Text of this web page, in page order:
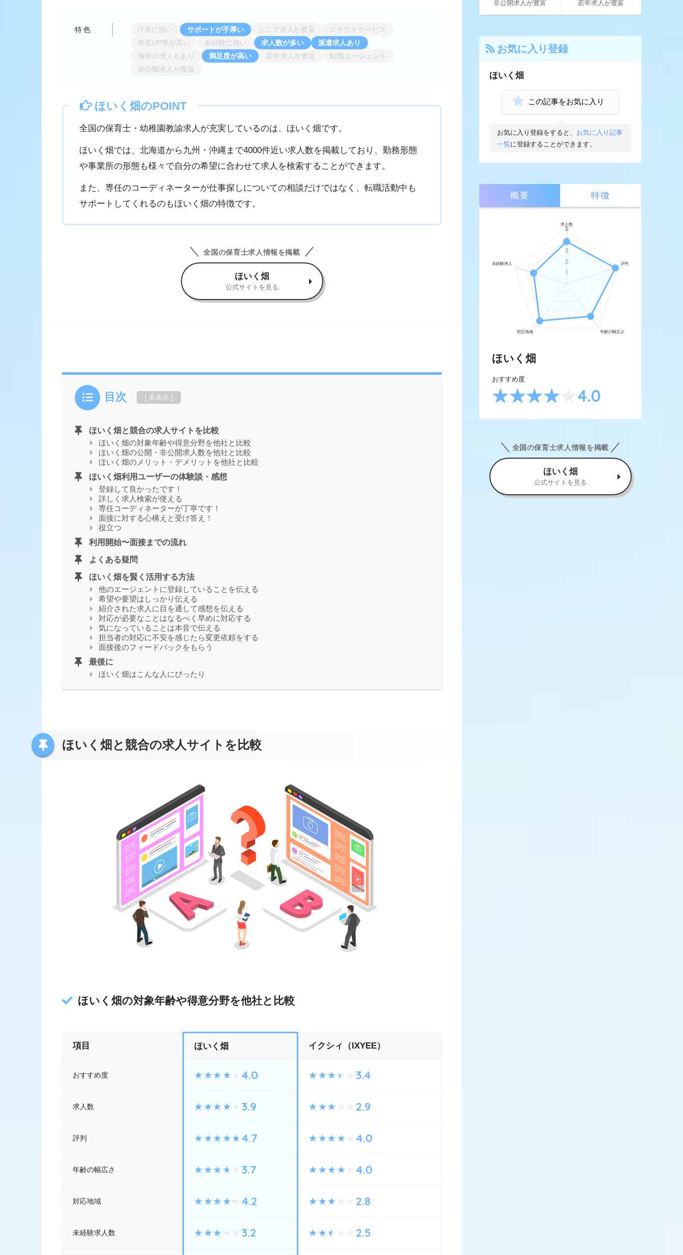
特色 IT系に強い サポートが手厚い シニア求人が豊富
スカウトサービス
年収UP率が高い
未経験に強い 求人数が多い
派遣求人あり
海外の求人もあり
満足度が高い 若年求人が豊富
転職エージェント
非公開求人が豊富
ほいく畑のPOINT
全国の保育士・幼稚園教諭求人が充実しているのは、ほいく畑です。
ほいく畑では、北海道から九州・沖縄まで4000件近い求人数を掲載しており、勤務形態
や事業所の形態も様々で自分の希望に合わせて求人を検索することができます。
また、専任のコーディネーターが仕事探しについての相談だけではなく、転職活動中も
サポートしてくれるのもほいく畑の特徴です。
全国の保育士求人情報を掲載
ほいく畑
公式サイトを見る
目次
ほいく畑と競合の求人サイトを比較
ほいく畑の対象年齢や得意分野を他社と比較
ほいく畑の公開・非公開求人数を他社と比較
ほいく畑のメリット・デメリットを他社と比較
ほいく畑利用ユーザーの体験談・感想
登録して良かったです！
詳しく求人検索が使える
専任コーディネーターが丁寧です！
面接に対する心構えと受け答え！
役立つ
利用開始〜面接までの流れ
よくある疑問
ほいく畑を賢く活用する方法
他のエージェントに登録していることを伝える
希望や要望はしっかり伝える
紹介された求人に目を通して感想を伝える
対応が必要なことはなるべく早めに対応する
気になっていることは本音で伝える
担当者の対応に不安を感じたら変更依頼をする
面接後のフィードバックをもらう
最後に
ほいく畑はこんな人にぴったり
ほいく畑と競合の求人サイトを比較
ほいく畑の対象年齢や得意分野を他社と比較
項目 ほいく畑 イクシィ（IXYEE）
おすすめ度 4.0 3.4
求人数 3.9 2.9
評判 4.7 4.0
年齢の幅広さ 3.7 4.0
対応地域 4.2 2.8
未経験求人数 3.2 2.5
マイナビクリエイター 24
マスメディアン 16
リアルミーキャリア
リクナビNEXT
リクルートエージェント
ロバート・ウォルターズ 10
社内SE転職ナビ
非公開求人が豊富 若年求人が豊富
お気に入り登録
ほいく畑
この記事をお気に入り
お気に入り登録をすると、 お気に入り記事
一覧に登録することができます。
概要 特徴
ほいく畑
おすすめ度
4.0
全国の保育士求人情報を掲載
ほいく畑
公式サイトを見る